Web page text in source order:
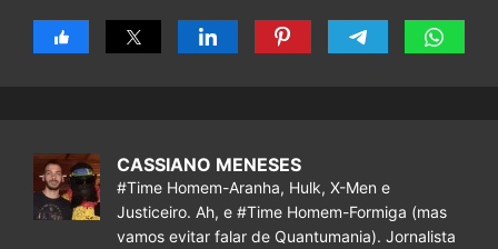
CASSIANO MENESES
#Time Homem-Aranha, Hulk, X-Men e
Justiceiro. Ah, e #Time Homem-Formiga (mas
vamos evitar falar de Quantumania). Jornalista